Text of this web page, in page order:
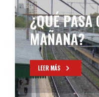
¿QUÉ PASA
MAÑANA?
LEER MÁS